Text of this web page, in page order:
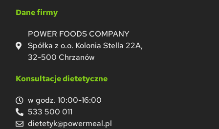
Dane firmy
POWER FOODS COMPANY
Spółka z o.o. Kolonia Stella 22A,
32-500 Chrzanów
Konsultacje dietetyczne
w godz. 10:00-16:00
533 500 011
dietetyk@powermeal.pl